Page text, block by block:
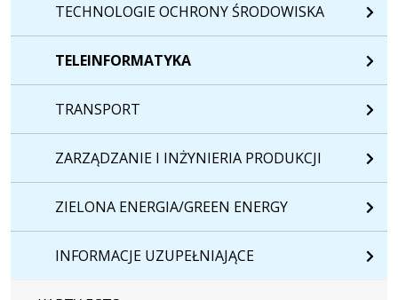
TECHNOLOGIE OCHRONY ŚRODOWISKA
TELEINFORMATYKA
TRANSPORT
ZARZĄDZANIE I INŻYNIERIA PRODUKCJI
ZIELONA ENERGIA/GREEN ENERGY
INFORMACJE UZUPEŁNIAJĄCE